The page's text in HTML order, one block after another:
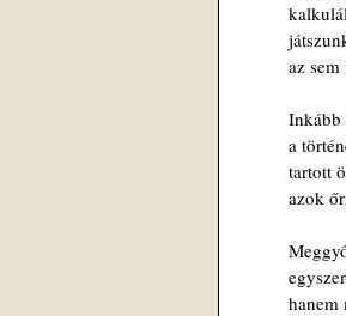
az
Inkább
a
tartott
azok
hanem